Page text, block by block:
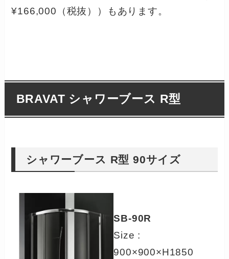
¥166,000（税抜））もあります。
BRAVAT シャワーブース R型
シャワーブース R型 90サイズ
SB-90R
Size :
900×900×H1850